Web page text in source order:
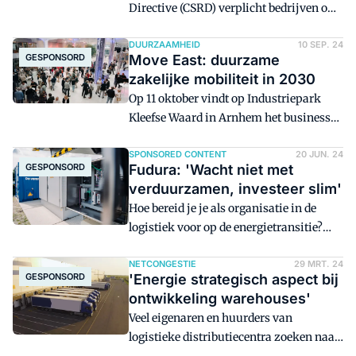
Directive (CSRD) verplicht bedrijven om
impact. Hoewel dit als een verplichting
kan voelen, biedt het juist kansen om
processen te optimaliseren, kosten te
verlagen en duurzaam te groeien. Maar
waar begin je?
GESPONSORD
DUURZAAMHEID 10 SEP. 24
Move East: duurzame
zakelijke mobiliteit in 2030
Op 11 oktober vindt op Industriepark
Kleefse Waard in Arnhem het business
een blik in de nabije toekomst van
duurzame zakelijke mobiliteit, met
aandacht voor innovaties en praktische
oplossingen én een congresprogramma
rondom de thema's zero emissie
en transitie brandstof.
GESPONSORD
SPONSORED CONTENT 20 JUN. 24
Fudura: 'Wacht niet met
verduurzamen, investeer slim'
Hoe bereid je je als organisatie in de
logistiek voor op de energietransitie?
huidige en toekomstige
energiebehoeften, stellen Carlos Mendes
Aguiar en Sven Jaspers van Fudura dat
bedrijven ondersteunt bij deze
transformatie. "Data speelt een cruciale
GESPONSORD
NETCONGESTIE 29 MRT. 24
'Energie strategisch aspect bij
ontwikkeling warehouses'
Veel eigenaren en huurders van
logistieke distributiecentra zoeken naar